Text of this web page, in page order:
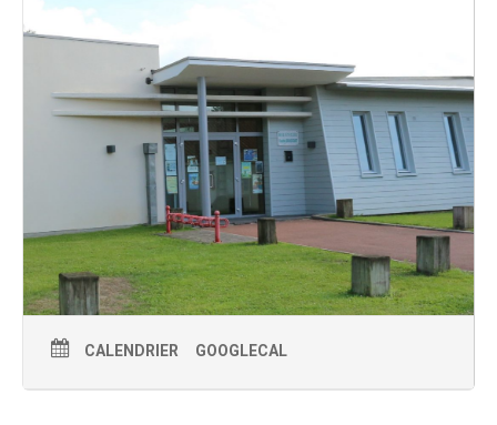
CALENDRIER GOOGLECAL